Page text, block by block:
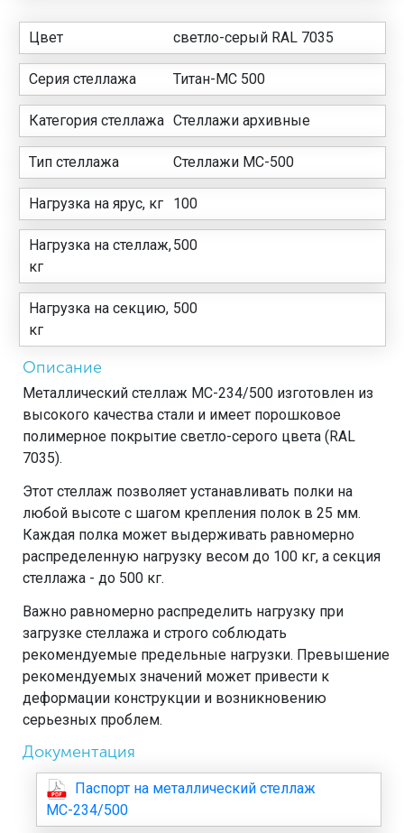
Цвет светло-серый RAL 7035
Серия стеллажа Титан-МС 500
Категория стеллажа Стеллажи архивные
Тип стеллажа Стеллажи МС-500
Нагрузка на ярус, кг 100
Нагрузка на стеллаж,
кг
500
Нагрузка на секцию,
кг
500
Описание
Металлический стеллаж МС-234/500 изготовлен из
высокого качества стали и имеет порошковое
полимерное покрытие светло-серого цвета (RAL
7035).
Этот стеллаж позволяет устанавливать полки на
любой высоте с шагом крепления полок в 25 мм.
Каждая полка может выдерживать равномерно
распределенную нагрузку весом до 100 кг, а секция
стеллажа - до 500 кг.
Важно равномерно распределить нагрузку при
загрузке стеллажа и строго соблюдать
рекомендуемые предельные нагрузки. Превышение
рекомендуемых значений может привести к
деформации конструкции и возникновению
серьезных проблем.
Документация
Паспорт на металлический стеллаж
МС-234/500